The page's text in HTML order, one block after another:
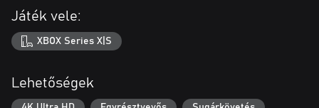
- A vast open world that can be explored on foot, by boat, in a
diving suit…
- High replay value thanks to an open investigation system: each
case can be solved in a number of ways, with different possible
- An arsenal of weapons from the 1920s with which to take on
nightmarish creatures.
Játék vele:
XBOX Series X|S
Lehetőségek